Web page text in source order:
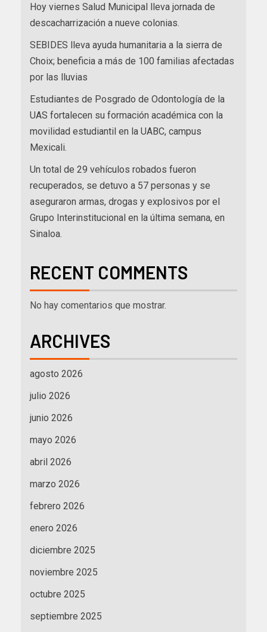
Hoy viernes Salud Municipal lleva jornada de
descacharrización a nueve colonias.
SEBIDES lleva ayuda humanitaria a la sierra de
Choix; beneficia a más de 100 familias afectadas
por las lluvias
Estudiantes de Posgrado de Odontología de la
UAS fortalecen su formación académica con la
movilidad estudiantil en la UABC, campus
Mexicali.
Un total de 29 vehículos robados fueron
recuperados, se detuvo a 57 personas y se
aseguraron armas, drogas y explosivos por el
Grupo Interinstitucional en la última semana, en
Sinaloa.
RECENT COMMENTS
No hay comentarios que mostrar.
ARCHIVES
agosto 2026
julio 2026
junio 2026
mayo 2026
abril 2026
marzo 2026
febrero 2026
enero 2026
diciembre 2025
noviembre 2025
octubre 2025
septiembre 2025